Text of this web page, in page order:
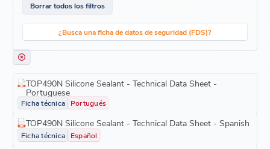
Borrar todos los filtros
¿Busca una ficha de datos de seguridad (FDS)?
TOP490N Silicone Sealant - Technical Data Sheet -
Portuguese
Ficha técnica Portugués
TOP490N Silicone Sealant - Technical Data Sheet - Spanish
Ficha técnica Español